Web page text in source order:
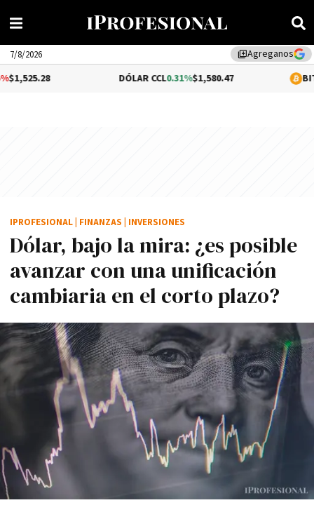
library_addAgreganos
7/8/2026
0.31%$1,580.47 0.66%
Dólar, bajo la mira: ¿es posible
avanzar con una unificación
cambiaria en el corto plazo?
IPROFESIONAL FINANZAS INVERSIONES